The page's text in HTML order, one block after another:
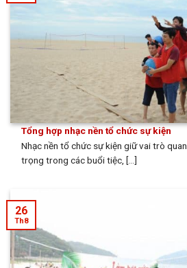
Tổng hợp nhạc nền tổ chức sự kiện
Nhạc nền tổ chức sự kiện giữ vai trò quan
trọng trong các buổi tiệc, [...]
26
Th8